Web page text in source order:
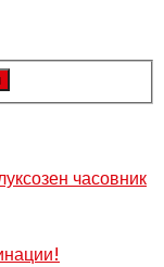
часовник